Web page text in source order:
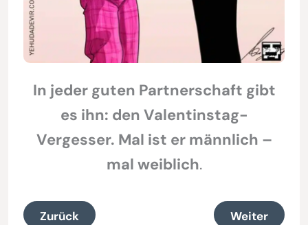
In jeder guten Partnerschaft gibt
es ihn: den Valentinstag-
Vergesser. Mal ist er männlich –
mal weiblich.
Zurück Weiter